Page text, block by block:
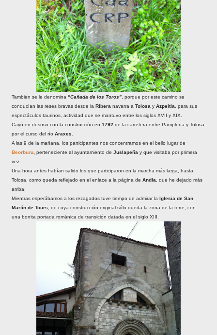
También se le denomina "Cañada de los Toros" , porque por este camino se
conducían las reses bravas desde la Ribera navarra a Tolosa y Azpeitia , para sus
espectáculos taurinos, actividad que se mantuvo entre los siglos XVII y XIX.
Cayó en desuso con la construcción en 1792 de la carretera entre Pamplona y Tolosa
por el curso del río Araxes
A las 9 de la mañana, los participantes nos concentramos en el bello lugar de
Beorburu perteneciente al ayuntamiento de Juslapeña y que visitaba por primera
vez.
Una hora antes habían salido los que participaron en la marcha más larga, hasta
Tolosa, como queda reflejado en el enlace a la página de Andia , que he dejado más
arriba.
Mientras esperábamos a los rezagados tuve tiempo de admirar la Iglesia de San
Martín de Tours , de cuya construcción original sólo queda la zona de la torre, con
una bonita portada románica de transición datada en el siglo XIII.